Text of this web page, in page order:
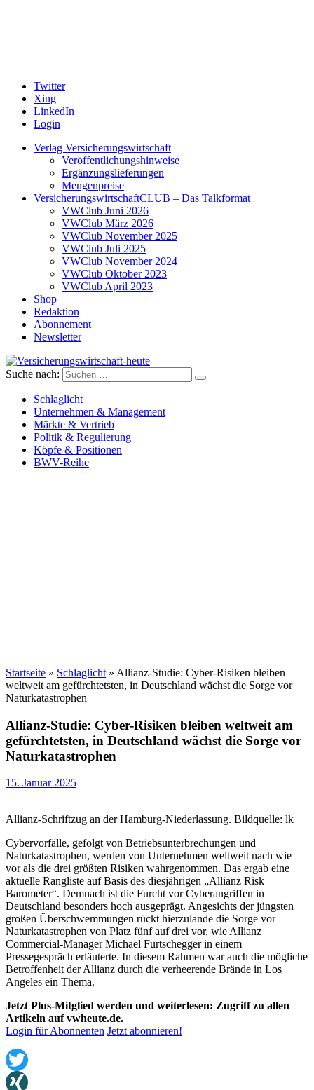
Twitter
Xing
LinkedIn
Login
Verlag Versicherungswirtschaft
Veröffentlichungshinweise
Ergänzungslieferungen
Mengenpreise
VersicherungswirtschaftCLUB – Das Talkformat
VWClub Juni 2026
VWClub März 2026
VWClub November 2025
VWClub Juli 2025
VWClub November 2024
VWClub Oktober 2023
VWClub April 2023
Shop
Redaktion
Abonnement
Newsletter
Versicherungswirtschaft-heute
Suche nach:
Schlaglicht
Unternehmen & Management
Märkte & Vertrieb
Politik & Regulierung
Köpfe & Positionen
BWV-Reihe
Startseite » Schlaglicht » Allianz-Studie: Cyber-Risiken bleiben
weltweit am gefürchtetsten, in Deutschland wächst die Sorge vor
Naturkatastrophen
Allianz-Studie: Cyber-Risiken bleiben weltweit am
gefürchtetsten, in Deutschland wächst die Sorge vor
Naturkatastrophen
15. Januar 2025
Allianz-Schriftzug an der Hamburg-Niederlassung. Bildquelle: lk
Cybervorfälle, gefolgt von Betriebsunterbrechungen und
Naturkatastrophen, werden von Unternehmen weltweit nach wie
vor als die drei größten Risiken wahrgenommen. Das ergab eine
aktuelle Rangliste auf Basis des diesjährigen „Allianz Risk
Barometer“. Demnach ist die Furcht vor Cyberangriffen in
Deutschland besonders hoch ausgeprägt. Angesichts der jüngsten
großen Überschwemmungen rückt hierzulande die Sorge vor
Naturkatastrophen von Platz fünf auf drei vor, wie Allianz
Commercial-Manager Michael Furtschegger in einem
Pressegespräch erläuterte. In diesem Rahmen war auch die mögliche
Betroffenheit der Allianz durch die verheerende Brände in Los
Angeles ein Thema.
Jetzt Plus-Mitglied werden und weiterlesen: Zugriff zu allen
Artikeln auf vwheute.de.
Login für Abonnenten Jetzt abonnieren!
Twitter